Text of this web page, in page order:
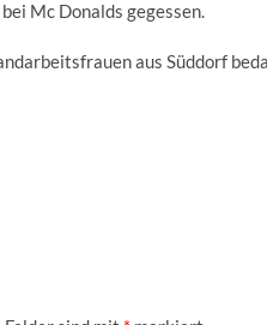
Mc Donalds gegessen.
aus Süddorf